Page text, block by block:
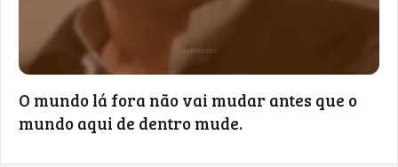
O mundo lá fora não vai mudar antes que o
mundo aqui de dentro mude.